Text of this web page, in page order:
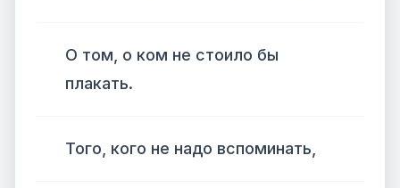
О том, о ком не стоило бы
плакать.
Того, кого не надо вспоминать,